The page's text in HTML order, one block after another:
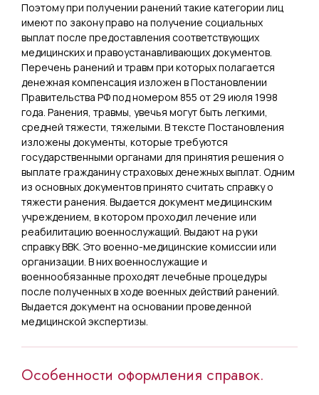
Поэтому при получении ранений такие категории лиц
имеют по закону право на получение социальных
выплат после предоставления соответствующих
медицинских и правоустанавливающих документов.
Перечень ранений и травм при которых полагается
денежная компенсация изложен в Постановлении
Правительства РФ под номером 855 от 29 июля 1998
года. Ранения, травмы, увечья могут быть легкими,
средней тяжести, тяжелыми. В тексте Постановления
изложены документы, которые требуются
государственными органами для принятия решения о
выплате гражданину страховых денежных выплат. Одним
из основных документов принято считать справку о
тяжести ранения. Выдается документ медицинским
учреждением, в котором проходил лечение или
реабилитацию военнослужащий. Выдают на руки
справку ВВК. Это военно-медицинские комиссии или
организации. В них военнослужащие и
военнообязанные проходят лечебные процедуры
после полученных в ходе военных действий ранений.
Выдается документ на основании проведенной
медицинской экспертизы.
Особенности оформления справок.